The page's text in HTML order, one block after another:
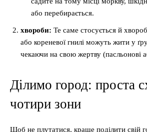
або перебирається.
хвороби: Те саме стосується й
або кореневої гнилі можуть жити у
чекаючи на свою жертву (пасльонові
Ділимо город: проста
чотири зони
Щоб не плутатися, краще поділити свій